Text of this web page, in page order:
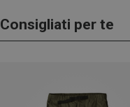
Consigliati per te